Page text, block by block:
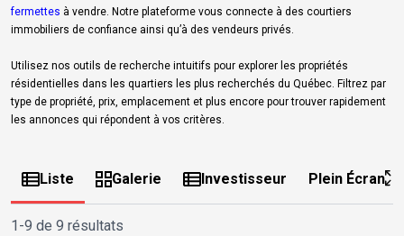
fermettes à vendre. Notre plateforme vous connecte à des courtiers
immobiliers de confiance ainsi qu’à des vendeurs privés.
Utilisez nos outils de recherche intuitifs pour explorer les propriétés
résidentielles dans les quartiers les plus recherchés du Québec. Filtrez par
type de propriété, prix, emplacement et plus encore pour trouver rapidement
les annonces qui répondent à vos critères.
Liste Galerie Investisseur Plein Écran
1-9 de 9 résultats